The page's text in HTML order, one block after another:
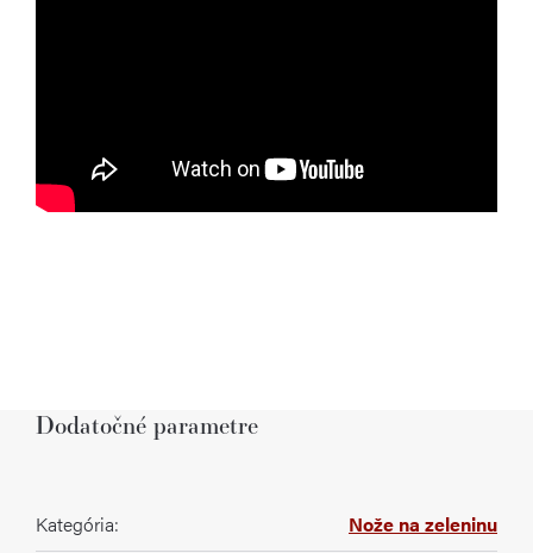
Dodatočné parametre
Kategória: Nože na zeleninu